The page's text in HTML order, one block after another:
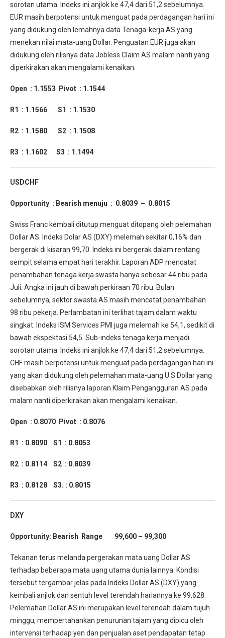
sorotan utama. Indeks ini anjlok ke 47,4 dari 51,2 sebelumnya.
EUR masih berpotensi untuk menguat pada perdagangan hari ini
yang didukung oleh lemahnya data Tenaga-kerja AS yang
menekan nilai mata-uang Dollar. Penguatan EUR juga akan
didukung oleh rilisnya data Jobless Claim AS malam nanti yang
diperkirakan akan mengalami kenaikan.
Open : 1.1553 Pivot : 1.1544
R1 : 1.1566 S1 : 1.1530
R2 : 1.1580 S2 : 1.1508
R3 : 1.1602 S3 : 1.1494
USDCHF
Opportunity : Bearish menuju : 0.8039 – 0.8015
Swiss Franc kembali ditutup menguat ditopang oleh pelemahan
Dollar AS. Indeks Dolar AS (DXY) melemah sekitar 0,16% dan
bergerak di kisaran 99,70. Indeks ini bergerak dalam rentang
sempit selama empat hari terakhir. Laporan ADP mencatat
penambahan tenaga kerja swasta hanya sebesar 44 ribu pada
Juli. Angka ini jauh di bawah perkiraan 70 ribu. Bulan
sebelumnya, sektor swasta AS masih mencatat penambahan
98 ribu pekerja. Perlambatan ini terlihat tajam dalam waktu
singkat. Indeks ISM Services PMI juga melemah ke 54,1, sedikit di
bawah ekspektasi 54,5. Sub-indeks tenaga kerja menjadi
sorotan utama. Indeks ini anjlok ke 47,4 dari 51,2 sebelumnya.
CHF masih berpotensi untuk menguat pada perdagangan hari ini
yang akan didukung oleh pelemahan mata-uang U.S Dollar yang
disebabkan oleh rilisnya laporan Klaim Pengangguran AS pada
malam nanti diperkirakan akan mengalami kenaikan.
Open : 0.8070 Pivot : 0.8076
R1 : 0.8090 S1 : 0.8053
R2 : 0.8114 S2 : 0.8039
R3 : 0.8128 S3. : 0.8015
DXY
Opportunity: Bearish Range 99,600 – 99,300
Tekanan terus melanda pergerakan mata uang Dollar AS
terhadap beberapa mata uang utama dunia lainnya. Kondisi
tersebut tergambar jelas pada Indeks Dollar AS (DXY) yang
kembali anjlok dan sentuh level terendah hariannya ke 99,628.
Pelemahan Dollar AS ini merupakan level terendah dalam tujuh
minggu, mempertahankan penurunan tajam yang dipicu oleh
intervensi terhadap yen dan penjualan aset pendapatan tetap